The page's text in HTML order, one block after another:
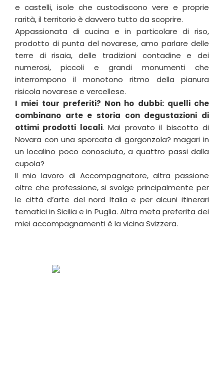
e castelli, isole che custodiscono vere e proprie
rarità, il territorio è davvero tutto da scoprire.
Appassionata di cucina e in particolare di riso,
prodotto di punta del novarese, amo parlare delle
terre di risaia, delle tradizioni contadine e dei
numerosi, piccoli e grandi monumenti che
interrompono il monotono ritmo della pianura
risicola novarese e vercellese.
I miei tour preferiti? Non ho dubbi: quelli che
combinano arte e storia con degustazioni di
ottimi prodotti locali. Mai provato il biscotto di
Novara con una sporcata di gorgonzola? magari in
un localino poco conosciuto, a quattro passi dalla
cupola?
Il mio lavoro di Accompagnatore, altra passione
oltre che professione, si svolge principalmente per
le città d’arte del nord Italia e per alcuni itinerari
tematici in Sicilia e in Puglia. Altra meta preferita dei
miei accompagnamenti è la vicina Svizzera.